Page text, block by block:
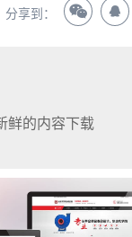
分享到：
鲜的内容下载